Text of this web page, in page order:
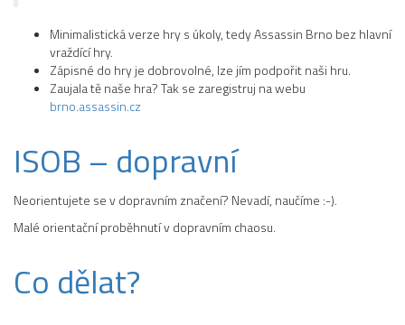
Minimalistická verze hry s úkoly, tedy Assassin Brno bez hlavní
vraždící hry.
Zápisné do hry je dobrovolné, lze jím podpořit naši hru.
Zaujala tě naše hra? Tak se zaregistruj na webu
brno.assassin.cz
ISOB – dopravní
Neorientujete se v dopravním značení? Nevadí, naučíme :-).
Malé orientační proběhnutí v dopravním chaosu.
Co dělat?